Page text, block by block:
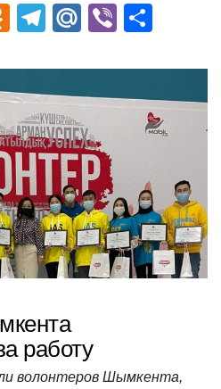
O
n
o
kl
a
ss
ni
ki
T
e
gr
a
m
M
.R
u
Vi
er п
р
а
и
т
ь
работу
волонтеров Шымкента,